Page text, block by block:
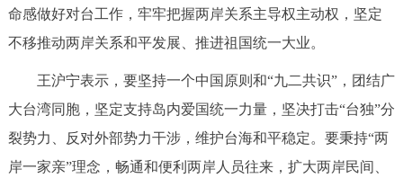
命感做好对台工作，牢牢把握两岸关系主导权主动权，坚定
不移推动两岸关系和平发展、推进祖国统一大业。
王沪宁表示，要坚持一个中国原则和“九二共识”，团结广
大台湾同胞，坚定支持岛内爱国统一力量，坚决打击“台独”分
裂势力、反对外部势力干涉，维护台海和平稳定。要秉持“两
岸一家亲”理念，畅通和便利两岸人员往来，扩大两岸民间、